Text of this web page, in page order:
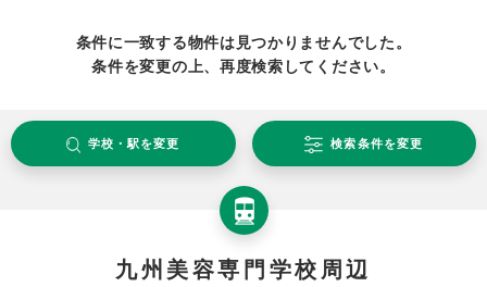
条件に一致する物件は見つかりませんでした。
条件を変更の上、再度検索してください。
学校・駅を変更 検索条件を変更
九州美容専門学校周辺